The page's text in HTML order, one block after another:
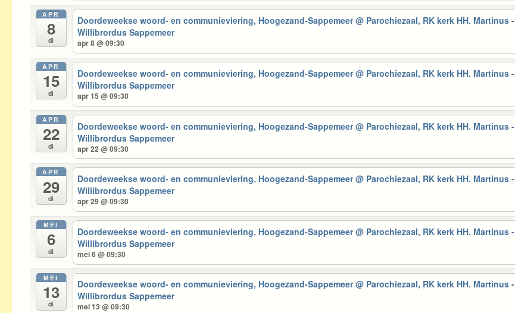
APR
8
di
Doordeweekse woord- en communieviering, Hoogezand-Sappemeer@ Parochiezaal, RK kerk HH. Martinus -
Willibrordus Sappemeer
apr 8 @ 09:30
APR
15
di
Doordeweekse woord- en communieviering, Hoogezand-Sappemeer@ Parochiezaal, RK kerk HH. Martinus -
Willibrordus Sappemeer
apr 15 @ 09:30
APR
22
di
Doordeweekse woord- en communieviering, Hoogezand-Sappemeer@ Parochiezaal, RK kerk HH. Martinus -
Willibrordus Sappemeer
apr 22 @ 09:30
APR
29
di
Doordeweekse woord- en communieviering, Hoogezand-Sappemeer@ Parochiezaal, RK kerk HH. Martinus -
Willibrordus Sappemeer
apr 29 @ 09:30
MEI
6
di
Doordeweekse woord- en communieviering, Hoogezand-Sappemeer@ Parochiezaal, RK kerk HH. Martinus -
Willibrordus Sappemeer
mei 6 @ 09:30
MEI
13
di
Doordeweekse woord- en communieviering, Hoogezand-Sappemeer@ Parochiezaal, RK kerk HH. Martinus -
Willibrordus Sappemeer
mei 13 @ 09:30